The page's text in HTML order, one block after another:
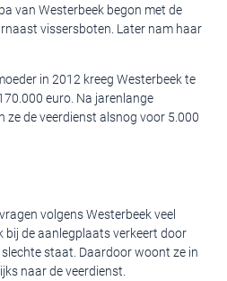
van Westerbeek begon met de
vissersboten. Later nam haar
in 2012 kreeg Westerbeek te
euro. Na jarenlange
ze de veerdienst alsnog voor 5.000
volgens Westerbeek veel
bij de aanlegplaats verkeert door
staat. Daardoor woont ze in
naar de veerdienst.